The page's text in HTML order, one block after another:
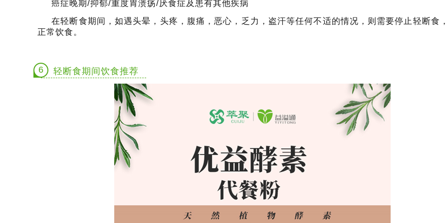
癌症晚期/抑郁/重度胃溃疡/厌食症及患有其他疾病
在轻断食期间，如遇头晕，头疼，腹痛，恶心，乏力，盗汗等任何不适的情况，则需要停止轻断食
正常饮食。
6 轻断食期间饮食推荐